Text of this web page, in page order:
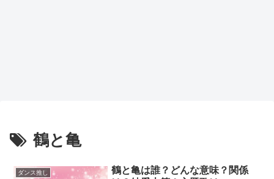
鶴と亀
ダンス推し
鶴と亀は誰？どんな意味？関係